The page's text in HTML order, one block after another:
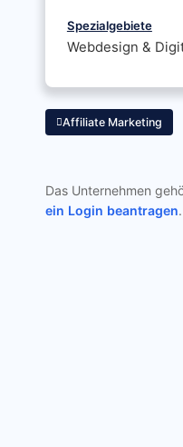
Spezialgebiete
Webdesign &
Affiliate Marketing
Das Unternehmen
ein Login beantragen.